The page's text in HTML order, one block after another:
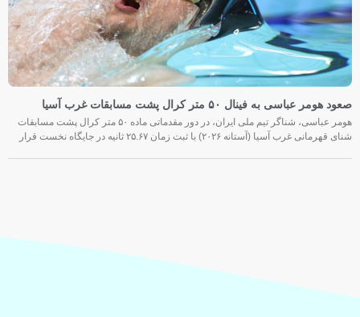
صعود هومر عباسی به فینال ۵۰ متر کرال پشت مسابقات غرب آسیا
هومر عباسی، شناگر تیم ملی ایران، در دور مقدماتی ماده ۵۰ متر کرال پشت مسابقات
شنای قهرمانی غرب آسیا (آستانه ۲۰۲۶) با ثبت زمان ۲۵.۶۷ ثانیه در جایگاه نخست قرار